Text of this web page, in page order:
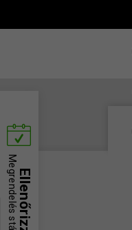
Ellenőrizze
Megrendelés státusza